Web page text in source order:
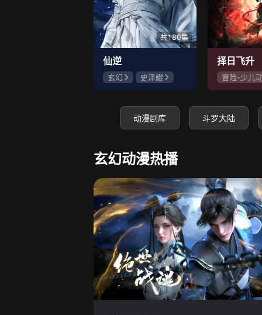
茶茶幸运星 晏子
共180集
仙逆
玄幻
史泽鲲
张惠霖
王婧儿
择日飞升
冒险-少儿
神怪
动漫剧库 斗罗大陆
玄幻动漫热播